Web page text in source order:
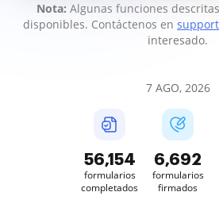
Nota: Algunas funciones
disponibles. Contáctenos en
interesado.
7 AGO, 2026
56,154
formularios
completados
6,692
formularios
firmados